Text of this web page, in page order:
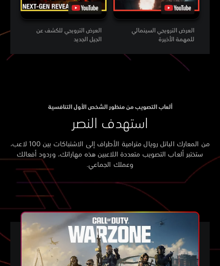
العرض الترويجي للكشف عن
الجيل الجديد
العرض الترويجي السينمائي
للمهمة الأخيرة
ألعاب التصويب من منظور الشخص الأول التنافسية
استهدف النصر
من المعارك الباتل رويال مترامية الأطراف إلى الاشتباكات بين 100 لاعب،
ستختبر ألعاب التصويب متعددة اللاعبين هذه مهاراتك، وردود أفعالك
وعملك الجماعي.